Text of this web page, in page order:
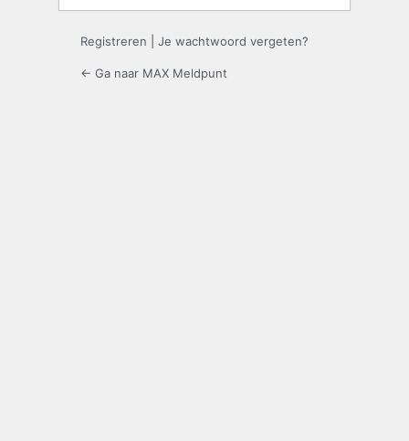
Registreren Je wachtwoord vergeten?
← Ga naar MAX Meldpunt